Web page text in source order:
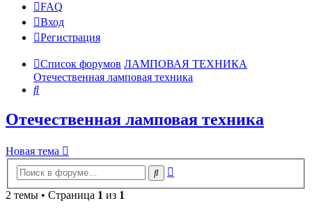
FAQ
Вход
Регистрация
Список форумов ЛАМПОВАЯ ТЕХНИКА
Отечественная ламповая техника
Поиск
Отечественная ламповая техника
Новая тема
Поиск
2 темы • Страница 1 из 1